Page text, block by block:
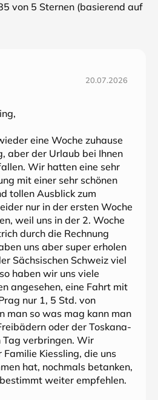
von 5 Sternen (basierend auf
20.07.2026
eine Woche zuhause
aber der Urlaub bei Ihnen
Wir hatten eine sehr
mit einer sehr schönen
tollen Ausblick zum
nur in der ersten Woche
weil uns in der 2. Woche
durch die Rechnung
uns aber super erholen
Sächsischen Schweiz viel
haben wir uns viele
angesehen, eine Fahrt mit
nur 1, 5 Std. von
man so was mag kann man
oder der Toskana-
Tag verbringen. Wir
Familie Kiessling, die uns
hat, nochmals betanken,
weiter empfehlen.